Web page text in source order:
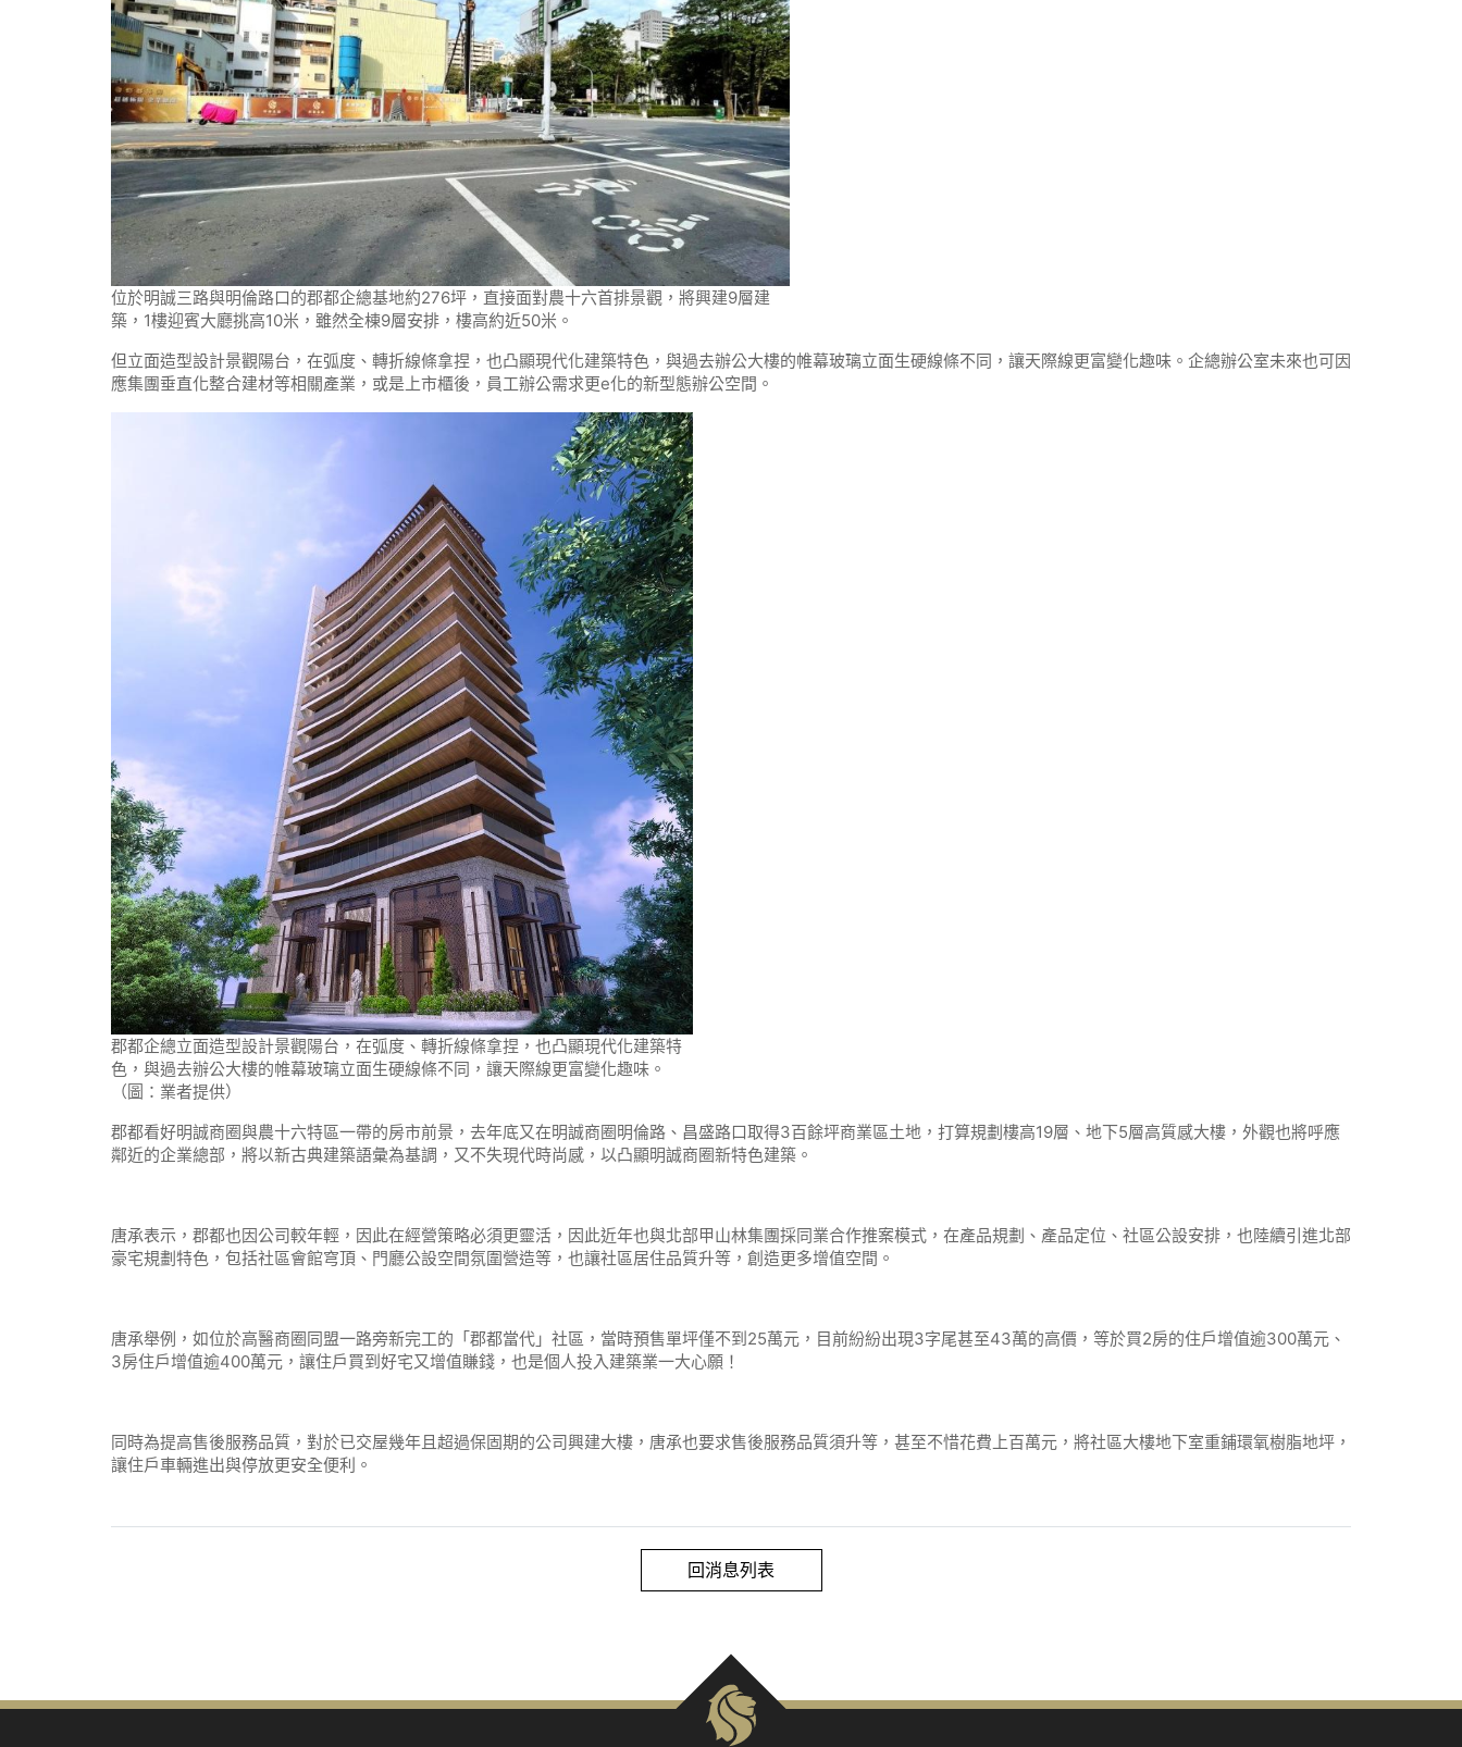
位於明誠三路與明倫路口的郡都企總基地約276坪，直接面對農十六首排景觀，將興建9層建
築，1樓迎賓大廳挑高10米，雖然全棟9層安排，樓高約近50米。
但立面造型設計景觀陽台，在弧度、轉折線條拿捏，也凸顯現代化建築特色，與過去辦公大樓的帷幕玻璃立面生硬線條不同，讓天際線更富變化趣味。企總辦公室未來也可因
應集團垂直化整合建材等相關產業，或是上市櫃後，員工辦公需求更e化的新型態辦公空間。
郡都企總立面造型設計景觀陽台，在弧度、轉折線條拿捏，也凸顯現代化建築特
色，與過去辦公大樓的帷幕玻璃立面生硬線條不同，讓天際線更富變化趣味。
（圖：業者提供）
郡都看好明誠商圈與農十六特區一帶的房市前景，去年底又在明誠商圈明倫路、昌盛路口取得3百餘坪商業區土地，打算規劃樓高19層、地下5層高質感大樓，外觀也將呼應
鄰近的企業總部，將以新古典建築語彙為基調，又不失現代時尚感，以凸顯明誠商圈新特色建築。
唐承表示，郡都也因公司較年輕，因此在經營策略必須更靈活，因此近年也與北部甲山林集團採同業合作推案模式，在產品規劃、產品定位、社區公設安排，也陸續引進北部
豪宅規劃特色，包括社區會館穹頂、門廳公設空間氛圍營造等，也讓社區居住品質升等，創造更多增值空間。
唐承舉例，如位於高醫商圈同盟一路旁新完工的「郡都當代」社區，當時預售單坪僅不到25萬元，目前紛紛出現3字尾甚至43萬的高價，等於買2房的住戶增值逾300萬元、
3房住戶增值逾400萬元，讓住戶買到好宅又增值賺錢，也是個人投入建築業一大心願！
同時為提高售後服務品質，對於已交屋幾年且超過保固期的公司興建大樓，唐承也要求售後服務品質須升等，甚至不惜花費上百萬元，將社區大樓地下室重鋪環氧樹脂地坪，
讓住戶車輛進出與停放更安全便利。
回消息列表